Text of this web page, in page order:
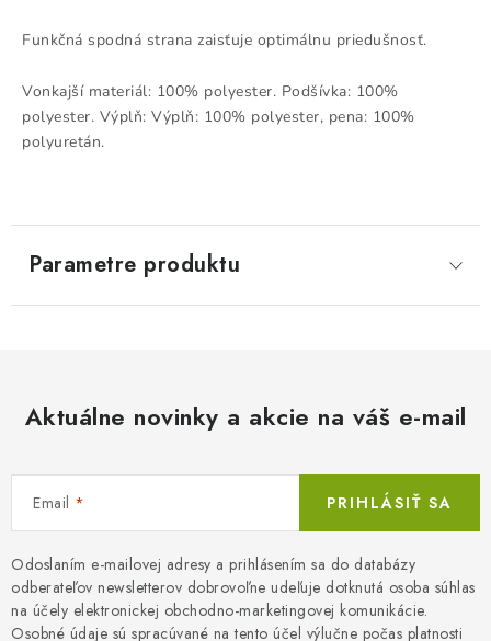
Funkčná spodná strana zaisťuje optimálnu priedušnosť.
Vonkajší materiál: 100% polyester. Podšívka: 100%
polyester. Výplň: Výplň: 100% polyester, pena: 100%
polyuretán.
Parametre produktu
Aktuálne novinky a akcie na váš e-mail
Email
Odoslaním e-mailovej adresy a prihlásením sa do databázy
odberateľov newsletterov dobrovoľne udeľuje dotknutá osoba súhlas
na účely elektronickej obchodno-marketingovej komunikácie.
Osobné údaje sú spracúvané na tento účel výlučne počas platnosti
PRIHLÁSIŤ SA